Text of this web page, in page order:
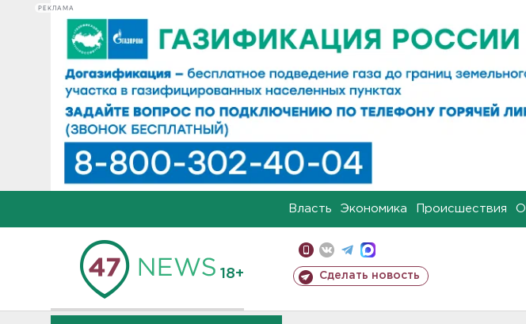
РЕКЛАМА
Власть Экономика Происшествия
18+ Сделать новость